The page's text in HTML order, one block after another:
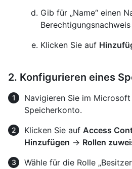
Gib für „Name“ einen
Berechtigungsnachweis
Klicken Sie auf
2. Konfigurieren eines
Navigieren Sie im
Speicherkonto.
Klicken Sie auf Access
Hinzufügen → Rollen
Wähle für die Rolle